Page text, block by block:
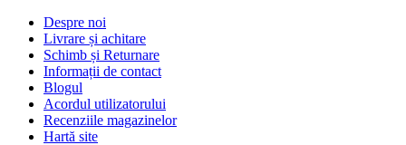
Despre noi
Livrare și achitare
Schimb și Returnare
Informații de contact
Blogul
Acordul utilizatorului
Recenziile magazinelor
Hartă site